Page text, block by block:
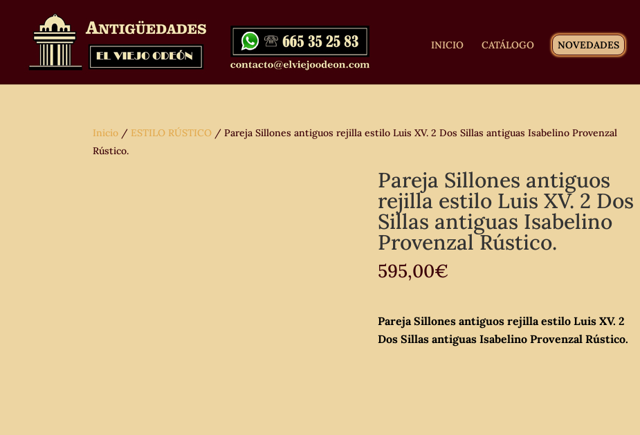
INICIO CATÁLOGO NOVEDADES
Inicio / ESTILO RÚSTICO / Pareja Sillones antiguos rejilla estilo Luis XV. 2 Dos Sillas antiguas Isabelino Provenzal
Rústico.
Pareja Sillones antiguos
rejilla estilo Luis XV. 2 Dos
Sillas antiguas Isabelino
Provenzal Rústico.
595,00€
Pareja Sillones antiguos rejilla estilo Luis XV. 2
Dos Sillas antiguas Isabelino Provenzal Rústico.